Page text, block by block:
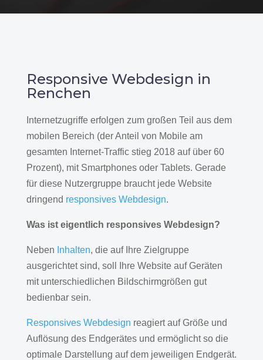
Responsive Webdesign in
Renchen
Internetzugriffe erfolgen zum großen Teil aus dem
mobilen Bereich (der Anteil von Mobile am
gesamten Internet-Traffic stieg 2018 auf über 60
Prozent), mit Smartphones oder Tablets. Gerade
für diese Nutzergruppe braucht jede Website
dringend responsives Webdesign.
Was ist eigentlich responsives Webdesign?
Neben Inhalten, die auf Ihre Zielgruppe
ausgerichtet sind, soll Ihre Website auf Geräten
mit unterschiedlichen Bildschirmgrößen gut
bedienbar sein.
Responsives Webdesign reagiert auf Größe und
Auflösung des Endgerätes und ermöglicht so die
optimale Darstellung auf dem jeweiligen Endgerät.